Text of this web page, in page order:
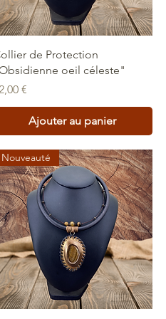
Aperçu rapide
de Protection
oeil céleste"
€
Ajouter au panier
Nouveauté